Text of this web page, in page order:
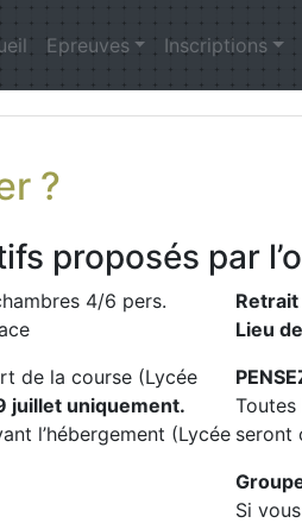
Epreuves Inscriptions
?
proposés par
4/6 pers.
de la course (Lycée
juillet uniquement.
l’hébergement (Lycée
Retrait
Lieu
seront
Si